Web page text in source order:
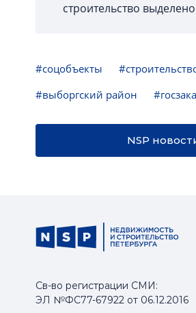
строительство
#соцобъекты
#выборгский район
NSP
Св-во регистрации СМИ:
ЭЛ №ФС77-67922 от 06.12.2016